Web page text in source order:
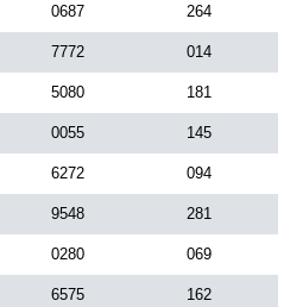
0687 264
7772 014
5080 181
0055 145
6272 094
9548 281
0280 069
6575 162